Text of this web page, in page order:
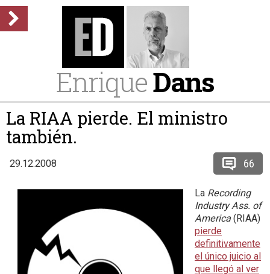
EnriqueDans
La RIAA pierde. El ministro
también.
29.12.2008 66
La Recording
Industry Ass. of
America(RIAA)
pierde
definitivamente
el único juicio al
que llegó al ver